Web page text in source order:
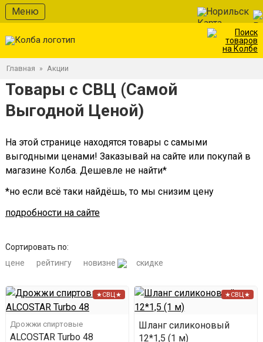
Меню Норильск
Главная » Акции
Товары с СВЦ (Самой
Выгодной Ценой)
На этой странице находятся товары с самыми
выгодными ценами! Заказывай на сайте или покупай в
магазине Колба. Дешевле не найти*
*но если всё таки найдёшь, то мы снизим цену
подробности на сайте
Сортировать по:
цене
рейтингу новизне скидке
★СВЦ★
Дрожжи спиртовые
ALCOSTAR Turbo 48
★СВЦ★
Шланг силиконовый
12*1,5 (1 м)